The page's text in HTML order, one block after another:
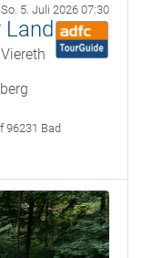
So. 5. Juli 2026 07:30
Land
96231 Bad